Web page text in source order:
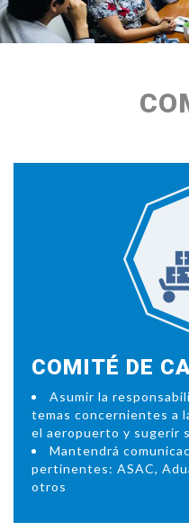
COMITÉ DE
Asumir la
temas concernientes a
el aeropuerto y sugerir
Mantendrá
pertinentes: ASAC,
otros